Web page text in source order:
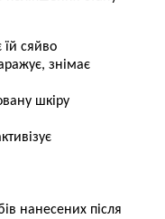
їй сяйво
знімає
шкіру
нанесених після